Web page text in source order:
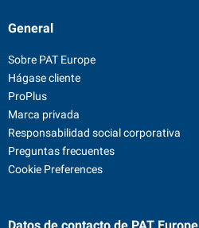
General
Sobre PAT Europe
Hágase cliente
ProPlus
Marca privada
Responsabilidad social corporativa
Preguntas frecuentes
Cookie Preferences